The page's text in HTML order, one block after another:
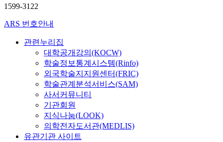
1599-3122
ARS 번호안내
관련누리집
대학공개강의(KOCW)
학술정보통계시스템(Rinfo)
외국학술지지원센터(FRIC)
학술관계분석서비스(SAM)
사서커뮤니티
기관회원
지식나눔(LOOK)
의학전자도서관(MEDLIS)
유관기관 사이트